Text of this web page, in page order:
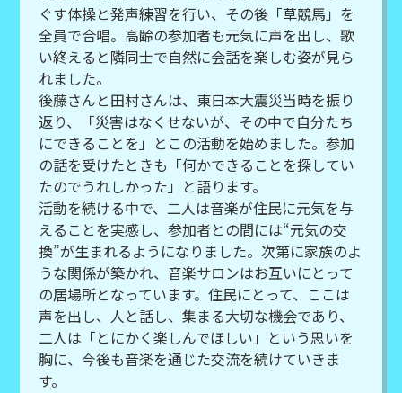
ぐす体操と発声練習を行い、その後「草競馬」を
全員で合唱。高齢の参加者も元気に声を出し、歌
い終えると隣同士で自然に会話を楽しむ姿が見ら
れました。
後藤さんと田村さんは、東日本大震災当時を振り
返り、「災害はなくせないが、その中で自分たち
にできることを」とこの活動を始めました。参加
の話を受けたときも「何かできることを探してい
たのでうれしかった」と語ります。
活動を続ける中で、二人は音楽が住民に元気を与
えることを実感し、参加者との間には“元気の交
換”が生まれるようになりました。次第に家族のよ
うな関係が築かれ、音楽サロンはお互いにとって
の居場所となっています。住民にとって、ここは
声を出し、人と話し、集まる大切な機会であり、
二人は「とにかく楽しんでほしい」という思いを
胸に、今後も音楽を通じた交流を続けていきま
す。